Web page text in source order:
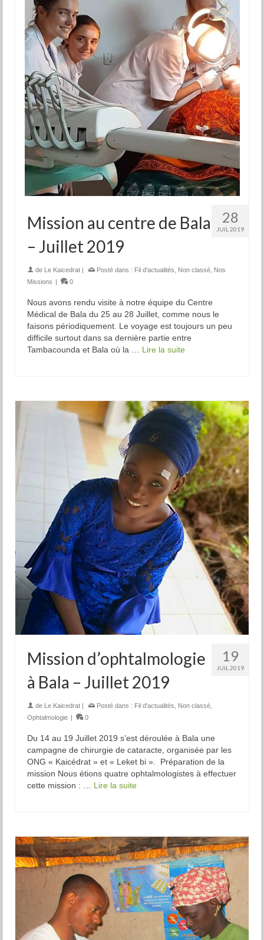
28
JUIL 2019
Mission au centre de Bala
– Juillet 2019
de Le Kaicedrat | Posté dans : Fil d'actualités Non classé Nos
Missions | 0
Nous avons rendu visite à notre équipe du Centre
Médical de Bala du 25 au 28 Juillet, comme nous le
faisons périodiquement. Le voyage est toujours un peu
difficile surtout dans sa dernière partie entre
Tambacounda et Bala où la … Lire la suite
19
JUIL 2019
Mission d’ophtalmologie
à Bala – Juillet 2019
de Le Kaicedrat | Posté dans : Fil d'actualités Non classé
Ophtalmologie | 0
Du 14 au 19 Juillet 2019 s’est déroulée à Bala une
campagne de chirurgie de cataracte, organisée par les
ONG « Kaicédrat » et « Leket bi ». Préparation de la
mission Nous étions quatre ophtalmologistes à effectuer
cette mission : … Lire la suite